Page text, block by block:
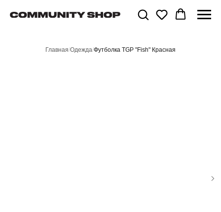
Главная/Одежда/Футболка TGP "Fish" Красная